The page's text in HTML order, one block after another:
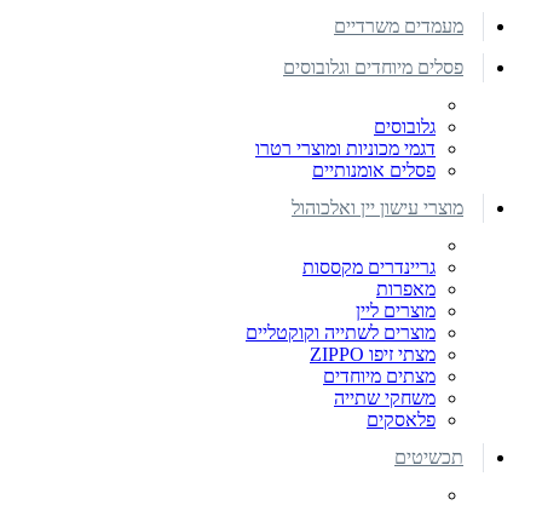
מעמדים משרדיים
פסלים מיוחדים וגלובוסים
גלובוסים
דגמי מכוניות ומוצרי רטרו
פסלים אומנותיים
מוצרי עישון יין ואלכוהול
גריינדרים מקססות
מאפרות
מוצרים ליין
מוצרים לשתייה וקוקטליים
מצתי זיפו ZIPPO
מצתים מיוחדים
משחקי שתייה
פלאסקים
תכשיטים